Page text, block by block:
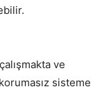
ve
sisteme